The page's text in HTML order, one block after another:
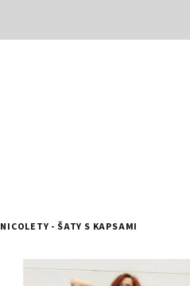
NICOLETY - ŠATY S KAPSAMI